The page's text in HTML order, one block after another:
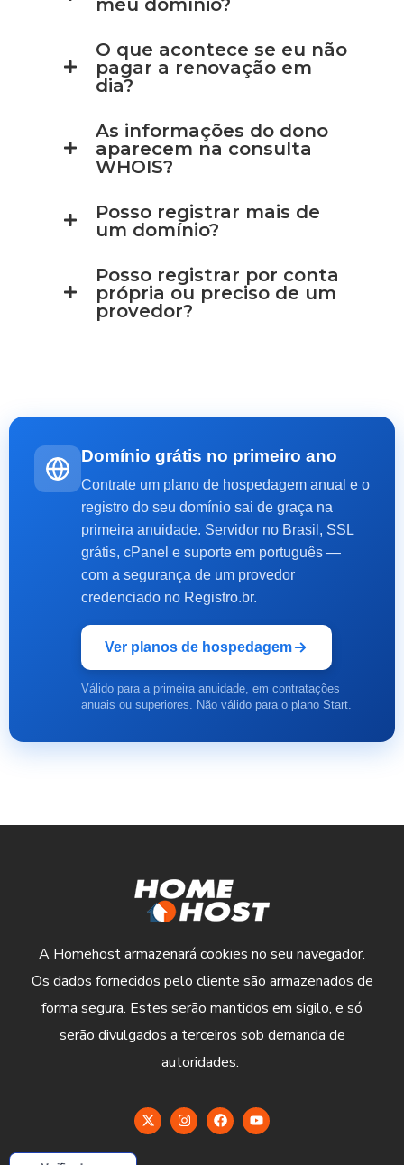
meu domínio?
O que acontece se eu não
pagar a renovação em
dia?
As informações do dono
aparecem na consulta
WHOIS?
Posso registrar mais de
um domínio?
Posso registrar por conta
própria ou preciso de um
provedor?
Domínio grátis no primeiro ano
Contrate um plano de hospedagem anual e o
registro do seu domínio sai de graça na
primeira anuidade. Servidor no Brasil, SSL
grátis, cPanel e suporte em português —
com a segurança de um provedor
credenciado no Registro.br.
Ver planos de hospedagem
Válido para a primeira anuidade, em contratações
anuais ou superiores. Não válido para o plano Start.
A Homehost armazenará cookies no seu navegador.
Os dados fornecidos pelo cliente são armazenados de
forma segura. Estes serão mantidos em sigilo, e só
serão divulgados a terceiros sob demanda de
autoridades.